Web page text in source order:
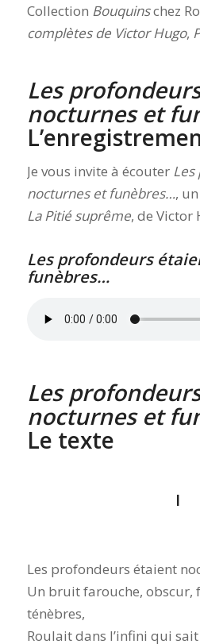
Collection Bouquinschez
complètes de Victor Hugo,
Les
nocturnes et
Je vous invite à écouter Les
nocturnes et funèbres…,
La Pitié suprême, de Victor
Les profondeurs
funèbres…
Les
nocturnes et
Le texte
I
Les profondeurs étaient
Un bruit farouche, obscur,
ténèbres,
Roulait dans l’infini qui